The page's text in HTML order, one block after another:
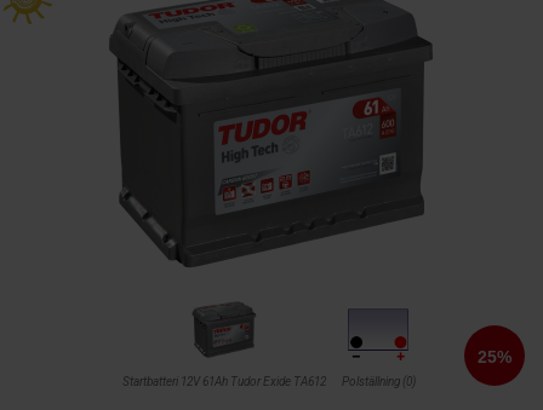
Startbatteri 12V 61Ah Tudor Exide TA612 Polställning (0)